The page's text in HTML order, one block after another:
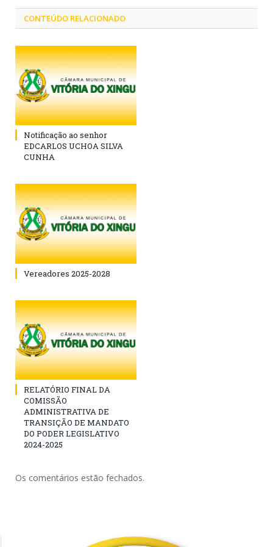
CONTEÚDO RELACIONADO
Notificação ao senhor
EDCARLOS UCHOA SILVA
CUNHA
Vereadores 2025-2028
RELATÓRIO FINAL DA
COMISSÃO
ADMINISTRATIVA DE
TRANSIÇÃO DE MANDATO
DO PODER LEGISLATIVO
2024-2025
Os comentários estão fechados.